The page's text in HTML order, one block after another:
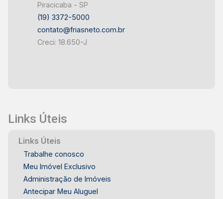
Piracicaba - SP
(19) 3372-5000
contato@friasneto.com.br
Creci: 18.650-J
Links Úteis
Links Úteis
Trabalhe conosco
Meu Imóvel Exclusivo
Administração de Imóveis
Antecipar Meu Aluguel